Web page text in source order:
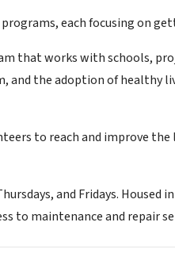
each focusing on
that works with schools,
and the adoption of healthy
to reach and improve
and Fridays.
to maintenance and repair